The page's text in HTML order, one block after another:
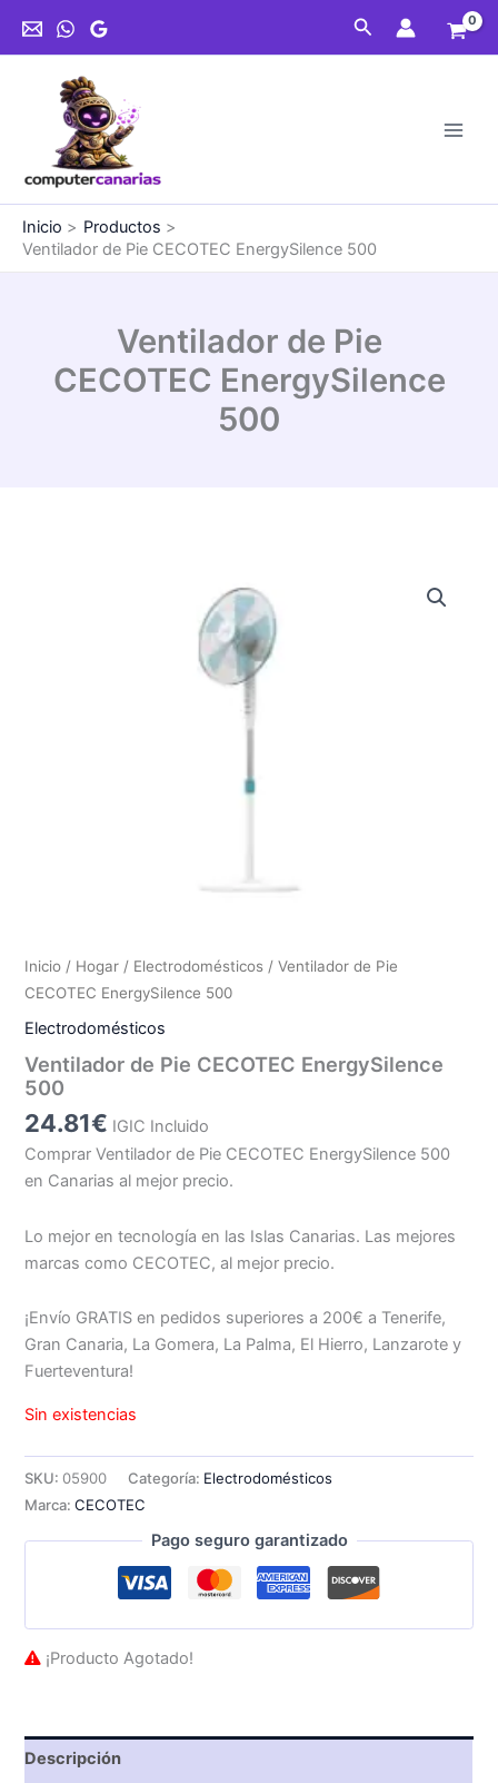
Buscar
Inicio
Productos
Ventilador de Pie CECOTEC EnergySilence 500
Ventilador de Pie
CECOTEC EnergySilence
500
Inicio / Hogar / Electrodomésticos / Ventilador de Pie
CECOTEC EnergySilence 500
Electrodomésticos
Ventilador de Pie CECOTEC EnergySilence
500
24.81€ IGIC Incluido
Comprar Ventilador de Pie CECOTEC EnergySilence 500
en Canarias al mejor precio.
Lo mejor en tecnología en las Islas Canarias. Las mejores
marcas como CECOTEC, al mejor precio.
¡Envío GRATIS en pedidos superiores a 200€ a Tenerife,
Gran Canaria, La Gomera, La Palma, El Hierro, Lanzarote y
Fuerteventura!
Sin existencias
SKU: 05900 Categoría: Electrodomésticos
Marca:CECOTEC
Pago seguro garantizado
¡Producto Agotado!
Descripción